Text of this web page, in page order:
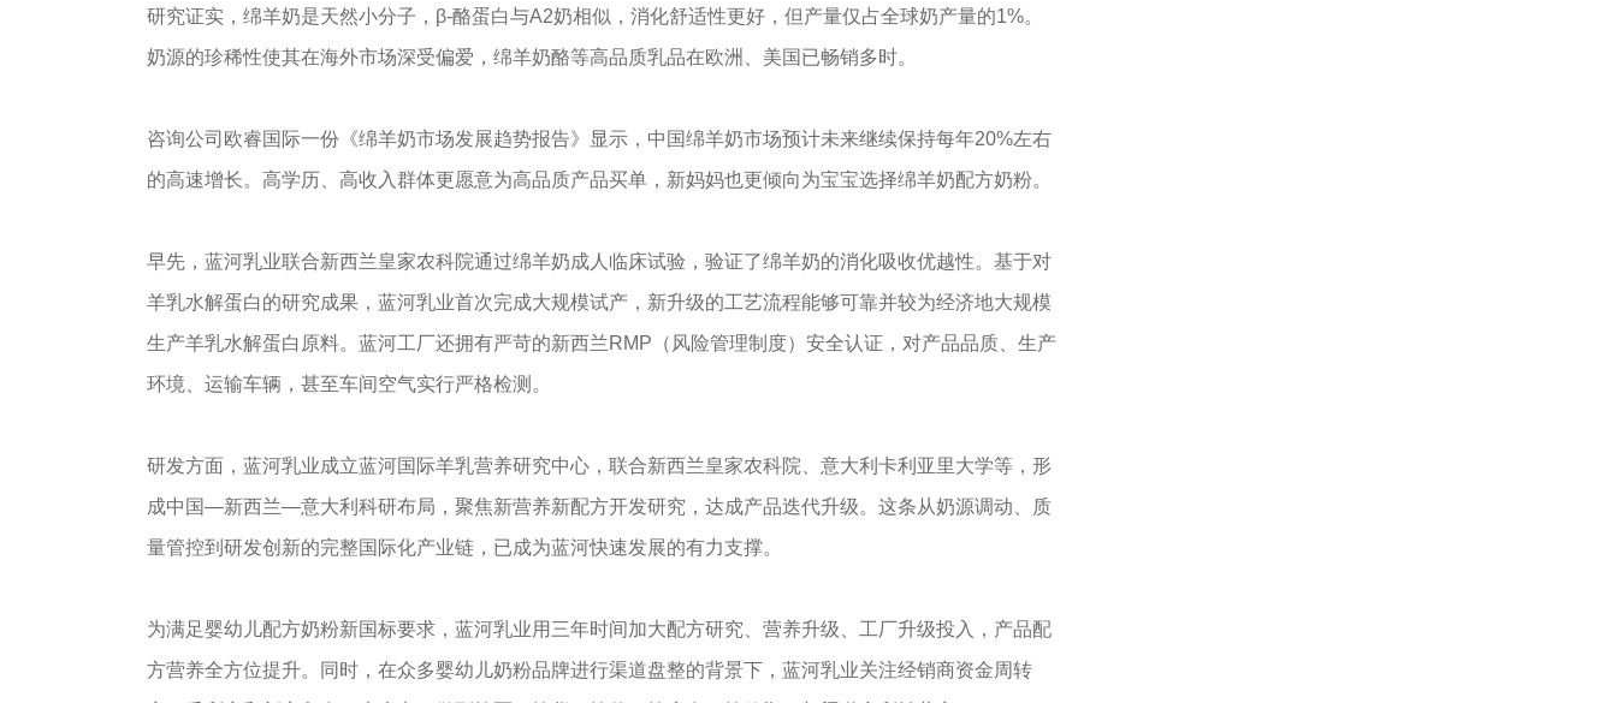
研究证实，绵羊奶是天然小分子，β-酪蛋白与A2奶相似，消化舒适性更好，但产量仅占全球奶产量的1%。
奶源的珍稀性使其在海外市场深受偏爱，绵羊奶酪等高品质乳品在欧洲、美国已畅销多时。
咨询公司欧睿国际一份《绵羊奶市场发展趋势报告》显示，中国绵羊奶市场预计未来继续保持每年20%左右
的高速增长。高学历、高收入群体更愿意为高品质产品买单，新妈妈也更倾向为宝宝选择绵羊奶配方奶粉。
早先，蓝河乳业联合新西兰皇家农科院通过绵羊奶成人临床试验，验证了绵羊奶的消化吸收优越性。基于对
羊乳水解蛋白的研究成果，蓝河乳业首次完成大规模试产，新升级的工艺流程能够可靠并较为经济地大规模
生产羊乳水解蛋白原料。蓝河工厂还拥有严苛的新西兰RMP（风险管理制度）安全认证，对产品品质、生产
环境、运输车辆，甚至车间空气实行严格检测。
研发方面，蓝河乳业成立蓝河国际羊乳营养研究中心，联合新西兰皇家农科院、意大利卡利亚里大学等，形
成中国—新西兰—意大利科研布局，聚焦新营养新配方开发研究，达成产品迭代升级。这条从奶源调动、质
量管控到研发创新的完整国际化产业链，已成为蓝河快速发展的有力支撑。
为满足婴幼儿配方奶粉新国标要求，蓝河乳业用三年时间加大配方研究、营养升级、工厂升级投入，产品配
方营养全方位提升。同时，在众多婴幼儿奶粉品牌进行渠道盘整的背景下，蓝河乳业关注经销商资金周转